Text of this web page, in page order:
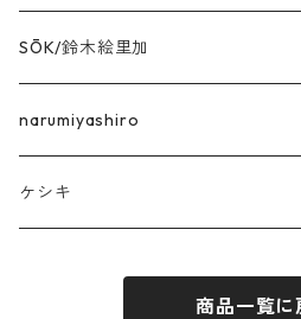
SŌK/鈴木絵里加
narumiyashiro
ケシキ
商品一覧に